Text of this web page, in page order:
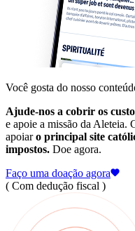
Você gosta do nosso
Ajude-nos a cobrir os
e apoie a missão da Aleteia.
apoiaro principal site
impostos. Doe agora.
Faço uma doação agora
( Com dedução fiscal )